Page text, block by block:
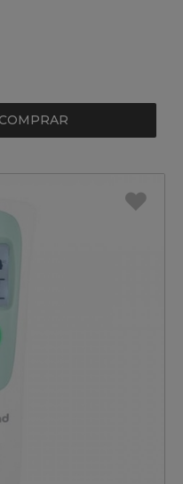
COMPRAR